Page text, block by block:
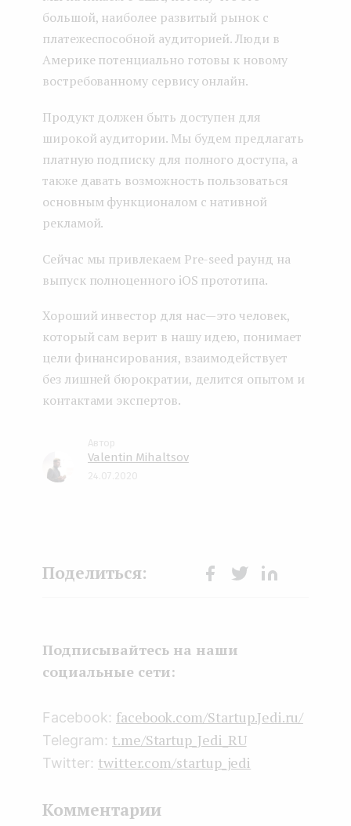
большой, наиболее развитый рынок с
платежеспособной аудиторией. Люди в
Америке потенциально готовы к новому
востребованному сервису онлайн.
Продукт должен быть доступен для
широкой аудитории. Мы будем предлагать
платную подписку для полного доступа, а
также давать возможность пользоваться
основным функционалом с нативной
рекламой.
Сейчас мы привлекаем Pre-seed раунд на
выпуск полноценного iOS прототипа.
Хороший инвестор для нас — это человек,
который сам верит в нашу идею, понимает
цели финансирования, взаимодействует
без лишней бюрократии, делится опытом и
контактами экспертов.
Valentin Mihaltsov
24.07.2020
k
Подписывайтесь на наши
социальные сети:
Facebook: facebook.com/Startup.Jedi.ru/
Telegram: t.me/Startup_Jedi_RU
Twitter: twitter.com/startup_jedi
Комментарии